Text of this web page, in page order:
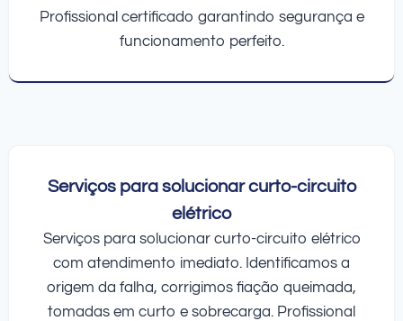
Profissional certificado garantindo segurança e
funcionamento perfeito.
Serviços para solucionar curto-circuito
elétrico
Serviços para solucionar curto-circuito elétrico
com atendimento imediato. Identificamos a
origem da falha, corrigimos fiação queimada,
tomadas em curto e sobrecarga. Profissional